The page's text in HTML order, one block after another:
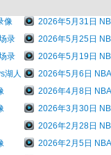
像
2026年5月31日
录
2026年5月25日
录
2026年5月19日
湖人
2026年5月6日
2026年4月8日
2026年3月30日
2026年2月28日
2026年2月5日